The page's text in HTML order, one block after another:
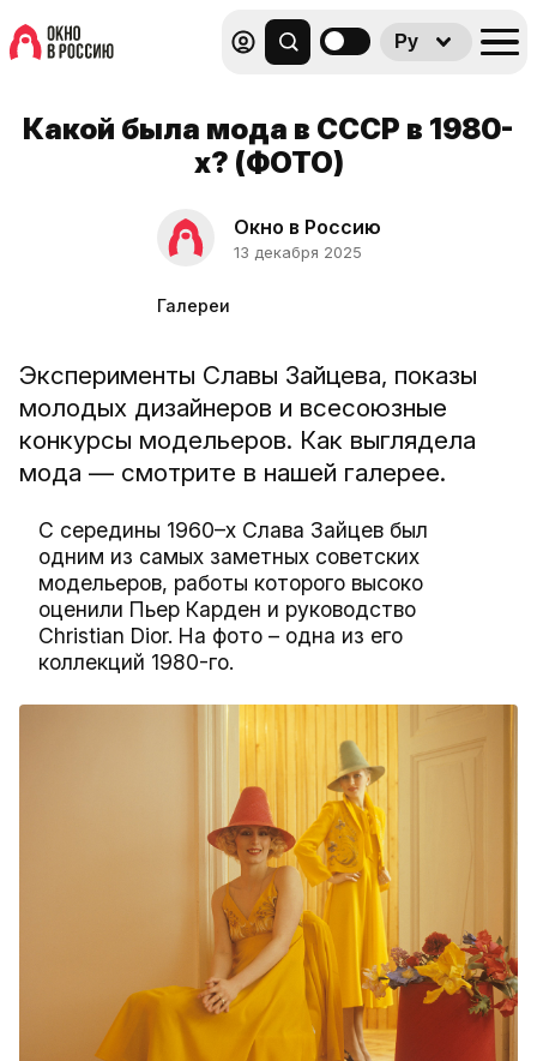
Ру
Какой была мода в СССР в 1980-
х? (ФОТО)
Окно в Россию
13 декабря 2025
Галереи
Эксперименты Славы Зайцева, показы
молодых дизайнеров и всесоюзные
конкурсы модельеров. Как выглядела
мода — смотрите в нашей галерее.
С середины 1960–х Слава Зайцев был
одним из самых заметных советских
модельеров, работы которого высоко
оценили Пьер Карден и руководство
Christian Dior. На фото – одна из его
коллекций 1980-го.